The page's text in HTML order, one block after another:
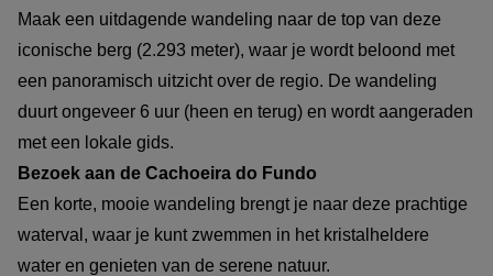
Maak een uitdagende wandeling naar de top van deze
iconische berg (2.293 meter), waar je wordt beloond met
een panoramisch uitzicht over de regio. De wandeling
duurt ongeveer 6 uur (heen en terug) en wordt aangeraden
met een lokale gids.
Bezoek aan de Cachoeira do Fundo
Een korte, mooie wandeling brengt je naar deze prachtige
waterval, waar je kunt zwemmen in het kristalheldere
water en genieten van de serene natuur.